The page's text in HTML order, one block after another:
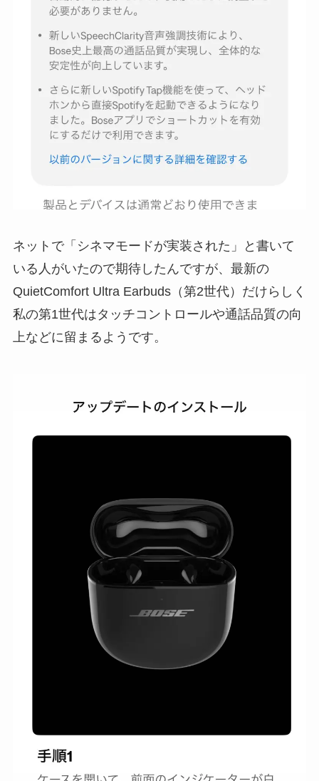
ネットで「シネマモードが実装された」と書いて
いる人がいたので期待したんですが、最新の
QuietComfort Ultra Earbuds（第2世代）だけらしく
私の第1世代はタッチコントロールや通話品質の向
上などに留まるようです。